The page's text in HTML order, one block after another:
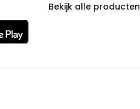
Bekijk alle producten